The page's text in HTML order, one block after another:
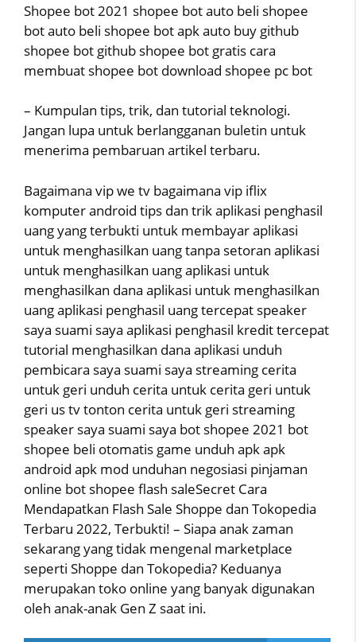
Shopee bot 2021 shopee bot auto beli shopee
bot auto beli shopee bot apk auto buy github
shopee bot github shopee bot gratis cara
membuat shopee bot download shopee pc bot
– Kumpulan tips, trik, dan tutorial teknologi.
Jangan lupa untuk berlangganan buletin untuk
menerima pembaruan artikel terbaru.
Bagaimana vip we tv bagaimana vip iflix
komputer android tips dan trik aplikasi penghasil
uang yang terbukti untuk membayar aplikasi
untuk menghasilkan uang tanpa setoran aplikasi
untuk menghasilkan uang aplikasi untuk
menghasilkan dana aplikasi untuk menghasilkan
uang aplikasi penghasil uang tercepat speaker
saya suami saya aplikasi penghasil kredit tercepat
tutorial menghasilkan dana aplikasi unduh
pembicara saya suami saya streaming cerita
untuk geri unduh cerita untuk cerita geri untuk
geri us tv tonton cerita untuk geri streaming
speaker saya suami saya bot shopee 2021 bot
shopee beli otomatis game unduh apk apk
android apk mod unduhan negosiasi pinjaman
online bot shopee flash saleSecret Cara
Mendapatkan Flash Sale Shoppe dan Tokopedia
Terbaru 2022, Terbukti! – Siapa anak zaman
sekarang yang tidak mengenal marketplace
seperti Shoppe dan Tokopedia? Keduanya
merupakan toko online yang banyak digunakan
oleh anak-anak Gen Z saat ini.